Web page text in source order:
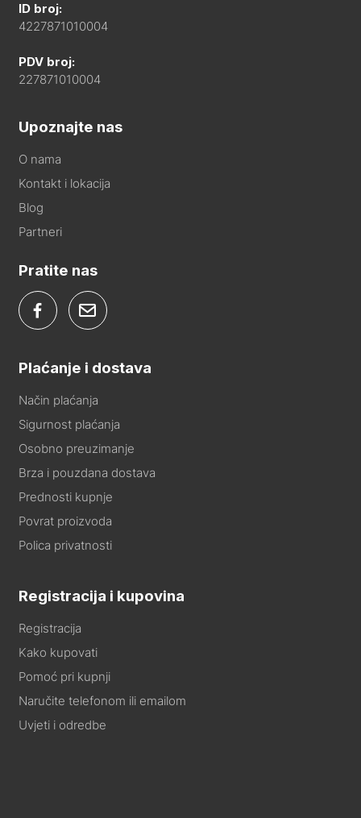
ID broj:
4227871010004
PDV broj:
227871010004
Upoznajte nas
O nama
Kontakt i lokacija
Blog
Partneri
Pratite nas
Plaćanje i dostava
Način plaćanja
Sigurnost plaćanja
Osobno preuzimanje
Brza i pouzdana dostava
Prednosti kupnje
Povrat proizvoda
Polica privatnosti
Registracija i kupovina
Registracija
Kako kupovati
Pomoć pri kupnji
Naručite telefonom ili emailom
Uvjeti i odredbe